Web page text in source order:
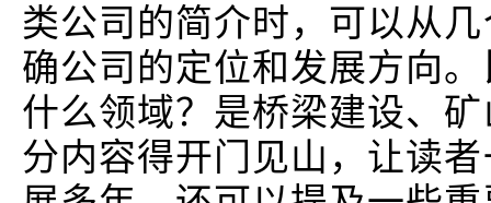
类公司的简介时，可以从
确公司的定位和发展方向
什么领域？是桥梁建设、
分内容得开门见山，让读